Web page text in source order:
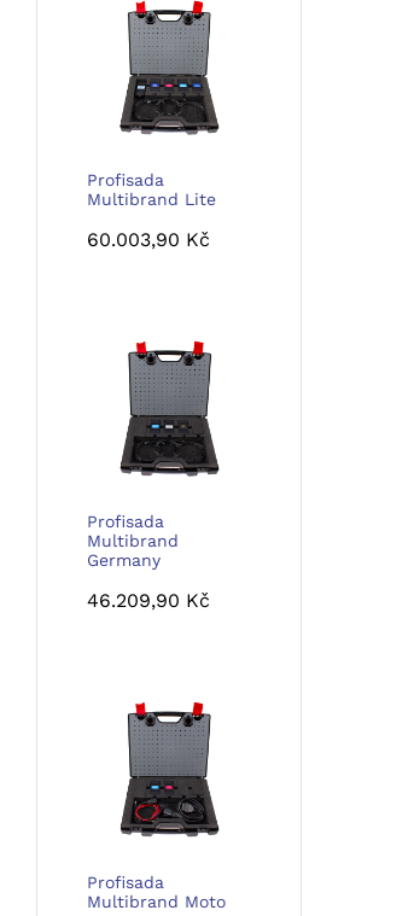
Profisada
Multibrand Lite
60.003,90 Kč
Profisada
Multibrand
Germany
46.209,90 Kč
Profisada
Multibrand Moto